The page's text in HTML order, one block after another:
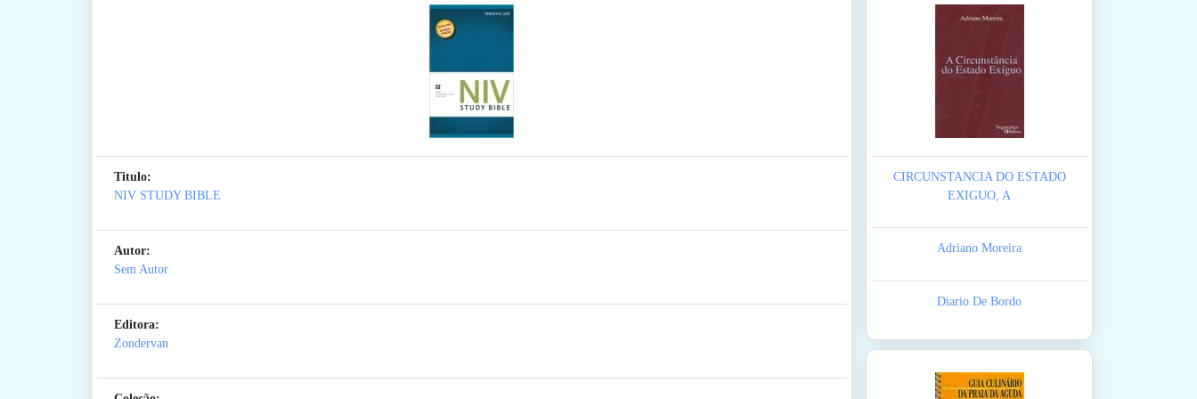
Titulo:
NIV STUDY BIBLE
Autor:
Sem Autor
Editora:
Zondervan
CIRCUNSTANCIA DO ESTADO
EXIGUO, A
Adriano Moreira
Diario De Bordo